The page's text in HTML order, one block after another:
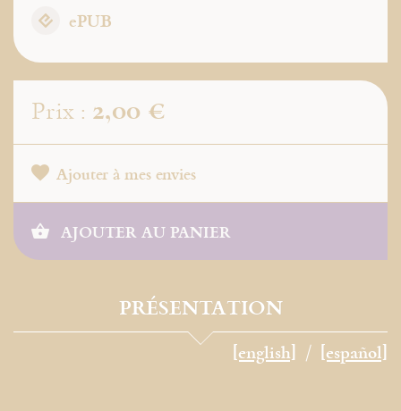
ePUB
Prix : 2,00 €
Ajouter à mes envies
AJOUTER AU PANIER
PRÉSENTATION
[english] [español]